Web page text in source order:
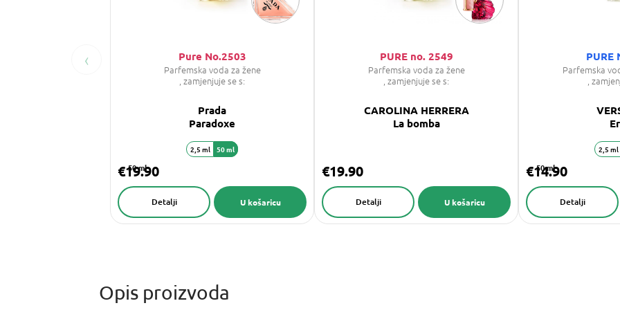
‹ Pure No.2503
Parfemska voda za žene
, zamjenjuje se s:
Prada
Paradoxe
50 ml
€19.90
U košaricu
Detalji
2,5 ml 50 ml
PURE no. 2549
Parfemska voda za žene
, zamjenjuje se s:
CAROLINA HERRERA
La bomba
€19.90
U košaricu
Detalji
PURE
Parfemska
,
50 ml
€14.90
Detalji
2,5 ml